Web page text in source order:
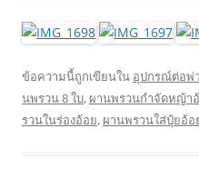
ข้อความนี้ถูกเขียนใน อุปกรณ์ต่อพ่
นพรวน 8 ใบ, ผานพรวนกำจัดหญ้า
รวนในร่องอ้อย, ผานพรวนใส่ปุ๋ยอ้อ